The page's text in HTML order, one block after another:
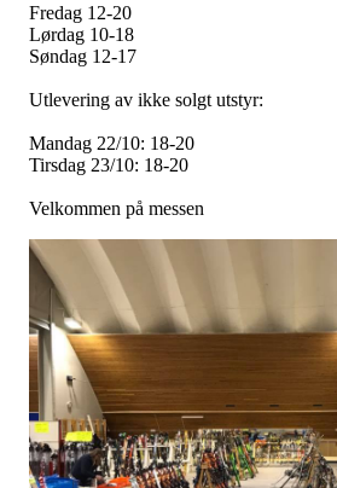
Fredag 12-20
Lørdag 10-18
Søndag 12-17
Utlevering av ikke solgt utstyr:
Mandag 22/10: 18-20
Tirsdag 23/10: 18-20
Velkommen på messen